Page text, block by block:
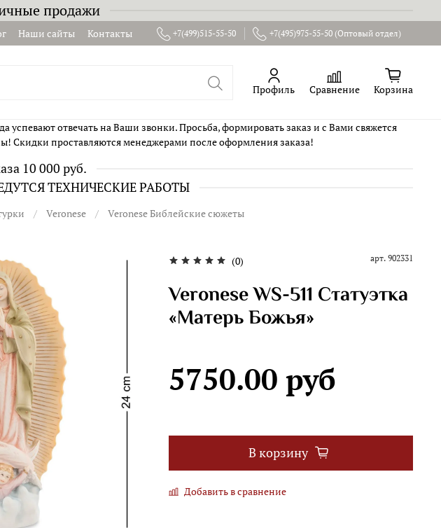
продажи
Наши сайты Контакты +7(499)515-55-50 +7(495)975-55-50 (Оптовый отдел)
Профиль Сравнение Корзина
отвечать на Ваши звонки. Просьба, формировать заказ и с Вами свяжется
Скидки проставляются менеджерами после оформления заказа!
10 000 руб.
ТЕХНИЧЕСКИЕ РАБОТЫ
Veronese Veronese Библейские сюжеты
(0) арт. 902331
Veronese WS-511 Статуэтка
«Матерь Божья»
5750.00 руб
В корзину
Добавить в сравнение